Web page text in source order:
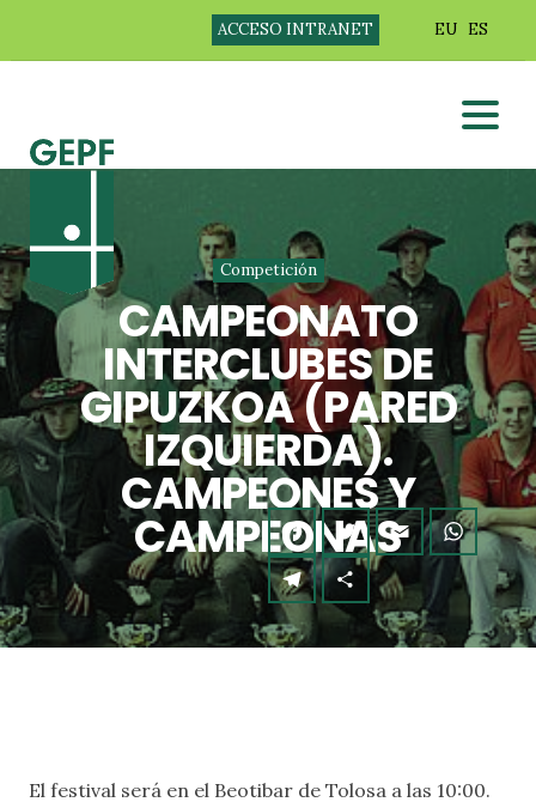
ACCESO INTRANET EU ES
Competición
CAMPEONATO
INTERCLUBES DE
GIPUZKOA (PARED
IZQUIERDA).
CAMPEONES Y
CAMPEONAS
El festival será en el Beotibar de Tolosa a las 10:00.